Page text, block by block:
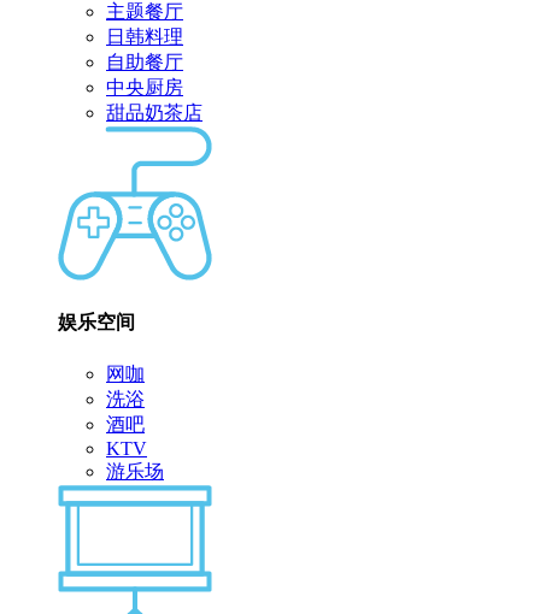
主题餐厅
日韩料理
自助餐厅
中央厨房
甜品奶茶店
娱乐空间
网咖
洗浴
酒吧
KTV
游乐场